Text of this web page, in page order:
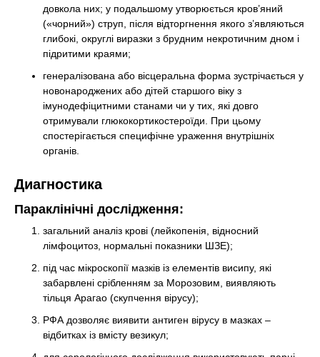
довкола них; у подальшому утворюється кров’яний
(«чорний») струп, після відторгнення якого з’являються
глибокі, округлі виразки з брудним некротичним дном і
підритими краями;
генералізована або вісцеральна форма зустрічається у
новонароджених або дітей старшого віку з
імунодефіцитними станами чи у тих, які довго
отримували глюкокортикостероїди. При цьому
спостерігається специфічне ураження внутрішніх
органів.
Диагностика
Параклінічні дослідження:
загальний аналіз крові (лейкопенія, відносний
лімфоцитоз, нормальні показники ШЗЕ);
під час мікроскопії мазків із елементів висипу, які
забарвлені срібленням за Морозовим, виявляють
тільця Арагао (скупчення вірусу);
РФА дозволяє виявити антиген вірусу в мазках –
відбитках із вмісту везикул;